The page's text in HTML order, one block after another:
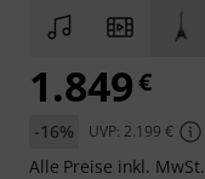
1.849€
-16% UVP: 2.199 €
Alle Preise inkl. MwSt.